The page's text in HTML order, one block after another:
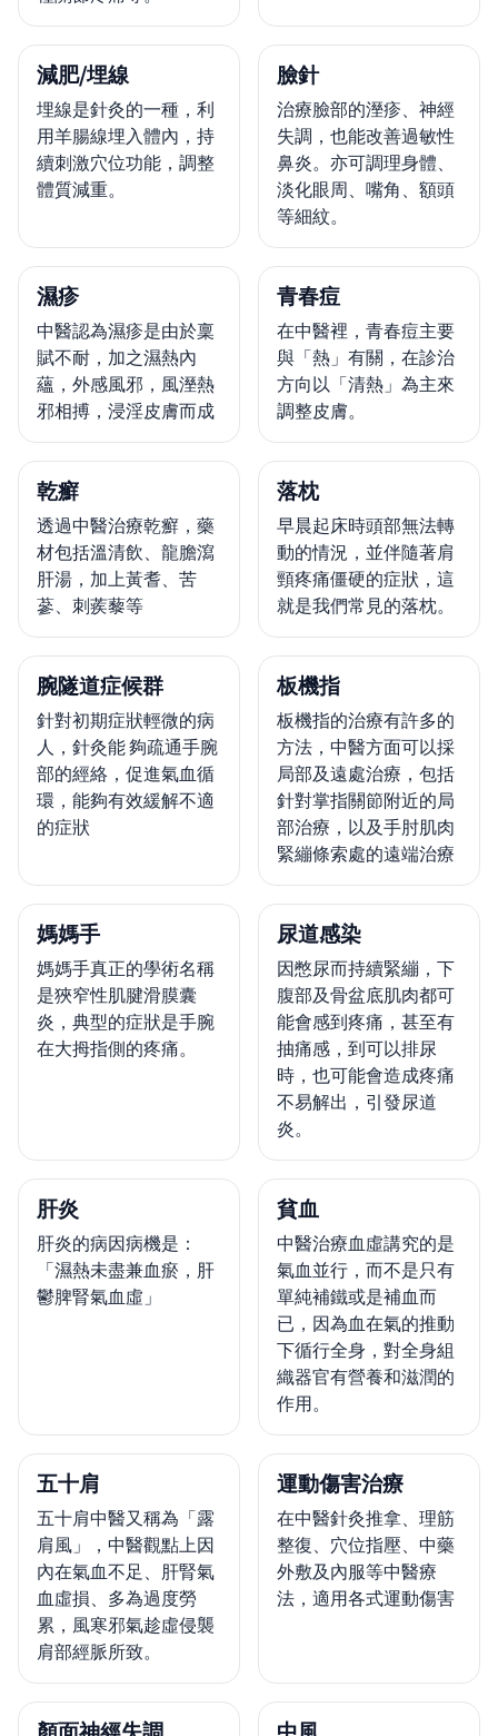
減肥/埋線
埋線是針灸的一種，利
用羊腸線埋入體內，持
續刺激穴位功能，調整
體質減重。
臉針
治療臉部的溼疹、神經
失調，也能改善過敏性
鼻炎。亦可調理身體、
淡化眼周、嘴角、額頭
等細紋。
濕疹
中醫認為濕疹是由於稟
賦不耐，加之濕熱內
蘊，外感風邪，風溼熱
邪相搏，浸淫皮膚而成
青春痘
在中醫裡，青春痘主要
與「熱」有關，在診治
方向以「清熱」為主來
調整皮膚。
乾癬
透過中醫治療乾癬，藥
材包括溫清飲、龍膽瀉
肝湯，加上黃耆、苦
蔘、刺蒺藜等
落枕
早晨起床時頭部無法轉
動的情況，並伴隨著肩
頸疼痛僵硬的症狀，這
就是我們常見的落枕。
腕隧道症候群
針對初期症狀輕微的病
人，針灸能 夠疏通手腕
部的經絡，促進氣血循
環，能夠有效緩解不適
的症狀
板機指
板機指的治療有許多的
方法，中醫方面可以採
局部及遠處治療，包括
針對掌指關節附近的局
部治療，以及手肘肌肉
緊繃條索處的遠端治療
媽媽手
媽媽手真正的學術名稱
是狹窄性肌腱滑膜囊
炎，典型的症狀是手腕
在大拇指側的疼痛。
尿道感染
因憋尿而持續緊繃，下
腹部及骨盆底肌肉都可
能會感到疼痛，甚至有
抽痛感，到可以排尿
時，也可能會造成疼痛
不易解出，引發尿道
炎。
肝炎
肝炎的病因病機是：
「濕熱未盡兼血瘀，肝
鬱脾腎氣血虛」
貧血
中醫治療血虛講究的是
氣血並行，而不是只有
單純補鐵或是補血而
已，因為血在氣的推動
下循行全身，對全身組
織器官有營養和滋潤的
作用。
五十肩
五十肩中醫又稱為「露
肩風」，中醫觀點上因
內在氣血不足、肝腎氣
血虛損、多為過度勞
累，風寒邪氣趁虛侵襲
肩部經脈所致。
運動傷害治療
在中醫針灸推拿、理筋
整復、穴位指壓、中藥
外敷及內服等中醫療
法，適用各式運動傷害